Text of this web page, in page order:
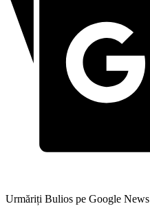
Urmăriți Bulios pe Google News